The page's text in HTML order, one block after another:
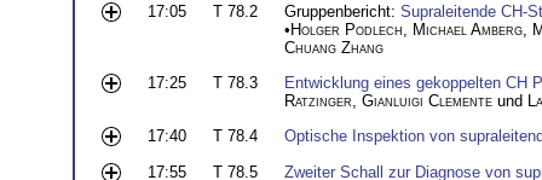
17:05
T 78.2 Gruppenbericht: Supraleitende CH-
•Holger Podlech Michael Amberg
Chuang Zhang
17:25
T 78.3
Entwicklung eines gekoppelten CH
Ratzinger Gianluigi Clemente und
17:40
T 78.4
Optische Inspektion von
17:55
T 78.5
Zweiter Schall zur Diagnose von